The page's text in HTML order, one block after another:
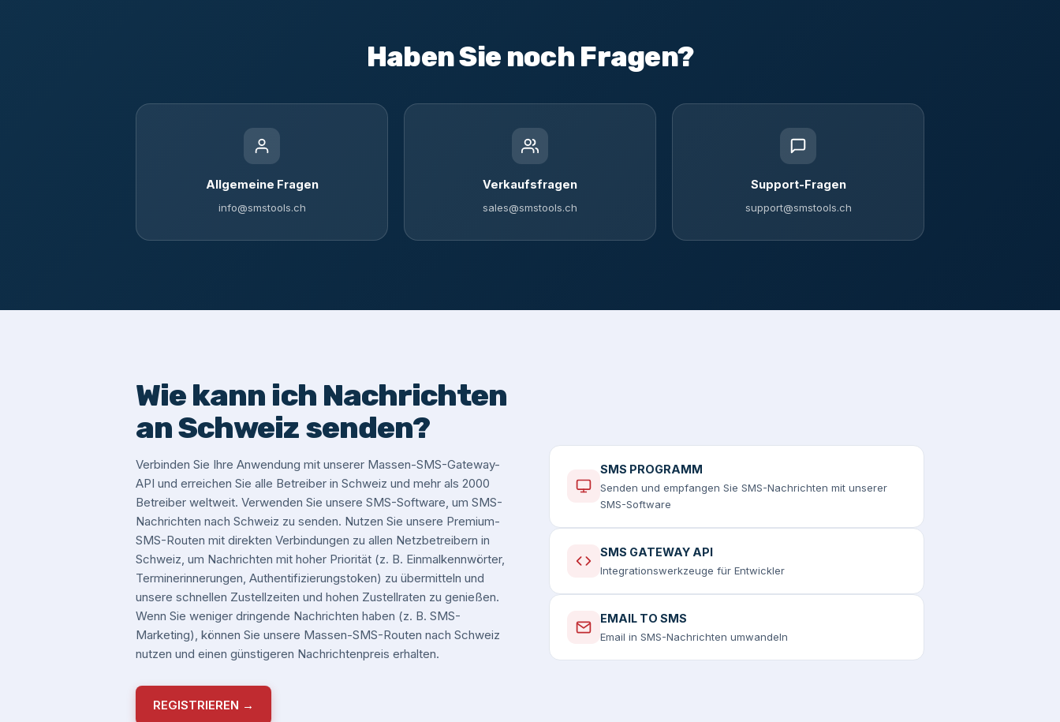
Haben Sie noch Fragen?
Allgemeine Fragen
info@smstools.ch
Verkaufsfragen
sales@smstools.ch
Support-Fragen
support@smstools.ch
Wie kann ich Nachrichten
an Schweiz senden?
Verbinden Sie Ihre Anwendung mit unserer Massen-SMS-Gateway-
API und erreichen Sie alle Betreiber in Schweiz und mehr als 2000
Betreiber weltweit. Verwenden Sie unsere SMS-Software, um SMS-
Nachrichten nach Schweiz zu senden. Nutzen Sie unsere Premium-
SMS-Routen mit direkten Verbindungen zu allen Netzbetreibern in
Schweiz, um Nachrichten mit hoher Priorität (z. B. Einmalkennwörter,
Terminerinnerungen, Authentifizierungstoken) zu übermitteln und
unsere schnellen Zustellzeiten und hohen Zustellraten zu genießen.
Wenn Sie weniger dringende Nachrichten haben (z. B. SMS-
Marketing), können Sie unsere Massen-SMS-Routen nach Schweiz
nutzen und einen günstigeren Nachrichtenpreis erhalten.
REGISTRIEREN →
SMS PROGRAMM
Senden und empfangen Sie SMS-Nachrichten mit unserer
SMS-Software
SMS GATEWAY API
Integrationswerkzeuge für Entwickler
EMAIL TO SMS
Email in SMS-Nachrichten umwandeln